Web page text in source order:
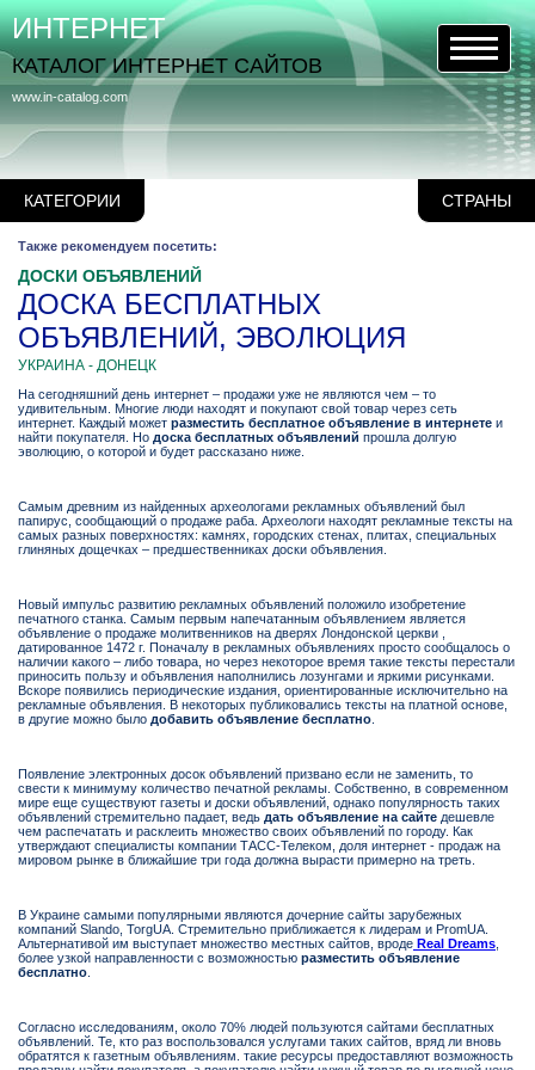
КАТЕГОРИИ СТРАНЫ
www.in-catalog.com
ИНТЕРНЕТ
КАТАЛОГ ИНТЕРНЕТ САЙТОВ
Также рекомендуем посетить:
ДОСКИ ОБЪЯВЛЕНИЙ
ДОСКА БЕСПЛАТНЫХ
ОБЪЯВЛЕНИЙ, ЭВОЛЮЦИЯ
УКРАИНА - ДОНЕЦК
На сегодняшний день интернет – продажи уже не являются чем – то
удивительным. Многие люди находят и покупают свой товар через сеть
интернет. Каждый может разместить бесплатное объявление в интернете и
найти покупателя. Но доска бесплатных объявлений прошла долгую
эволюцию, о которой и будет рассказано ниже.
Самым древним из найденных археологами рекламных объявлений был
папирус, сообщающий о продаже раба. Археологи находят рекламные тексты на
самых разных поверхностях: камнях, городских стенах, плитах, специальных
глиняных дощечках – предшественниках доски объявления.
Новый импульс развитию рекламных объявлений положило изобретение
печатного станка. Самым первым напечатанным объявлением является
объявление о продаже молитвенников на дверях Лондонской церкви ,
датированное 1472 г. Поначалу в рекламных объявлениях просто сообщалось о
наличии какого – либо товара, но через некоторое время такие тексты перестали
приносить пользу и объявления наполнились лозунгами и яркими рисунками.
Вскоре появились периодические издания, ориентированные исключительно на
рекламные объявления. В некоторых публиковались тексты на платной основе,
в другие можно было добавить объявление бесплатно
Появление электронных досок объявлений призвано если не заменить, то
свести к минимуму количество печатной рекламы. Собственно, в современном
мире еще существуют газеты и доски объявлений, однако популярность таких
объявлений стремительно падает, ведь дать объявление на сайте дешевле
чем распечатать и расклеить множество своих объявлений по городу. Как
утверждают специалисты компании ТАСС-Телеком, доля интернет - продаж на
мировом рынке в ближайшие три года должна вырасти примерно на треть.
В Украине самыми популярными являются дочерние сайты зарубежных
компаний Slando, TorgUA. Стремительно приближается к лидерам и PromUA.
Альтернативой им выступает множество местных сайтов, вроде Real Dreams
более узкой направленности с возможностью разместить объявление
бесплатно
Согласно исследованиям, около 70% людей пользуются сайтами бесплатных
объявлений. Те, кто раз воспользовался услугами таких сайтов, вряд ли вновь
обратятся к газетным объявлениям. такие ресурсы предоставляют возможность